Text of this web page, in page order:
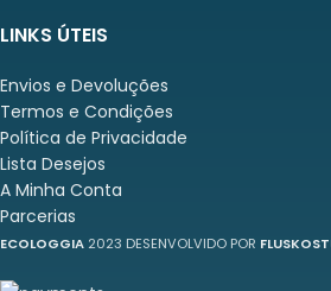
LINKS ÚTEIS
Envios e Devoluções
Termos e Condições
Política de Privacidade
Lista Desejos
A Minha Conta
Parcerias
ECOLOGGIA 2023 DESENVOLVIDO POR